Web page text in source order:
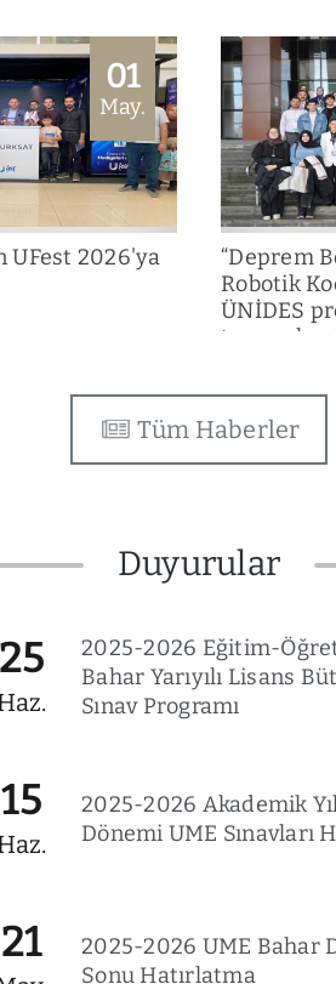
01
May.
UFest 2026'ya
“Deprem
Robotik
ÜNİDES
Tüm Haberler
Duyurular
25
2025-2026 Eğitim-
Bahar Yarıyılı Lisans
Sınav Programı
15
2025-2026 Akademik
Dönemi UME Sınavları
21
2025-2026 UME Bahar
Sonu Hatırlatma